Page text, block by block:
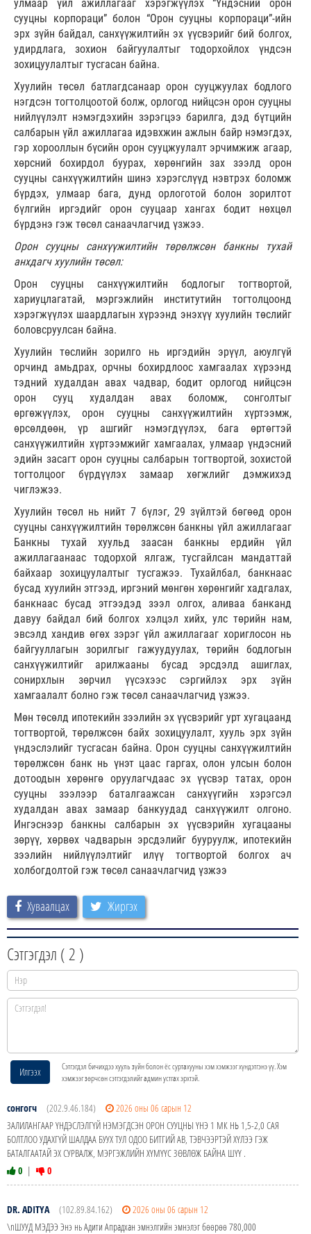
улмаар үйл ажиллагааг хэрэгжүүлэх “Үндэсний орон
сууцны корпораци” болон “Орон сууцны корпораци”-ийн
эрх зүйн байдал, санхүүжилтийн эх үүсвэрийг бий болгох,
удирдлага, зохион байгуулалтыг тодорхойлох үндсэн
зохицуулалтыг тусгасан байна.
Хуулийн төсөл батлагдсанаар орон сууцжуулах бодлого
нэгдсэн тогтолцоотой болж, орлогод нийцсэн орон сууцны
нийлүүлэлт нэмэгдэхийн зэрэгцээ барилга, дэд бүтцийн
салбарын үйл ажиллагаа идэвхжин ажлын байр нэмэгдэх,
гэр хорооллын бүсийн орон сууцжуулалт эрчимжиж агаар,
хөрсний бохирдол буурах, хөрөнгийн зах зээлд орон
сууцны санхүүжилтийн шинэ хэрэгслүүд нэвтрэх боломж
бүрдэх, улмаар бага, дунд орлоготой болон зорилтот
бүлгийн иргэдийг орон сууцаар хангах бодит нөхцөл
бүрдэнэ гэж төсөл санаачлагчид үзжээ.
Орон сууцны санхүүжилтийн төрөлжсөн банкны тухай
анхдагч хуулийн төсөл:
Орон сууцны санхүүжилтийн бодлогыг тогтвортой,
хариуцлагатай, мэргэжлийн институтийн тогтолцоонд
хэрэгжүүлэх шаардлагын хүрээнд энэхүү хуулийн төслийг
боловсруулсан байна.
Хуулийн төслийн зорилго нь иргэдийн эрүүл, аюулгүй
орчинд амьдрах, орчны бохирдлоос хамгаалах хүрээнд
тэдний худалдан авах чадвар, бодит орлогод нийцсэн
орон сууц худалдан авах боломж, сонголтыг
өргөжүүлэх, орон сууцны санхүүжилтийн хүртээмж,
өрсөлдөөн, үр ашгийг нэмэгдүүлэх, бага өртөгтэй
санхүүжилтийн хүртээмжийг хамгаалах, улмаар үндэсний
эдийн засагт орон сууцны салбарын тогтвортой, зохистой
тогтолцоог бүрдүүлэх замаар хөгжлийг дэмжихэд
чиглэжээ.
Хуулийн төсөл нь нийт 7 бүлэг, 29 зүйлтэй бөгөөд орон
сууцны санхүүжилтийн төрөлжсөн банкны үйл ажиллагааг
Банкны тухай хуульд заасан банкны ердийн үйл
ажиллагаанаас тодорхой ялгаж, тусгайлсан мандаттай
байхаар зохицуулалтыг тусгажээ. Тухайлбал, банкнаас
бусад хуулийн этгээд, иргэний мөнгөн хөрөнгийг хадгалах,
банкнаас бусад этгээдэд зээл олгох, аливаа банканд
давуу байдал бий болгох хэлцэл хийх, улс төрийн нам,
эвсэлд хандив өгөх зэрэг үйл ажиллагааг хориглосон нь
байгууллагын зорилгыг гажуудуулах, төрийн бодлогын
санхүүжилтийг арилжааны бусад эрсдэлд ашиглах,
сонирхлын зөрчил үүсэхээс сэргийлэх эрх зүйн
хамгаалалт болно гэж төсөл санаачлагчид үзжээ.
Мөн төсөлд ипотекийн зээлийн эх үүсвэрийг урт хугацаанд
тогтвортой, төрөлжсөн байх зохицуулалт, хууль эрх зүйн
үндэслэлийг тусгасан байна. Орон сууцны санхүүжилтийн
төрөлжсөн банк нь үнэт цаас гаргах, олон улсын болон
дотоодын хөрөнгө оруулагчдаас эх үүсвэр татах, орон
сууцны зээлээр баталгаажсан санхүүгийн хэрэгсэл
худалдан авах замаар банкуудад санхүүжилт олгоно.
Ингэснээр банкны салбарын эх үүсвэрийн хугацааны
зөрүү, хөрвөх чадварын эрсдэлийг бууруулж, ипотекийн
зээлийн нийлүүлэлтийг илүү тогтвортой болгох ач
холбогдолтой гэж төсөл санаачлагчид үзжээ
Хуваалцах Жиргэх
Сэтгэгдэл (2 )
Илгээх
Сэтгэгдэл бичихдээ хууль зүйн болон ёс суртахууны хэм хэмжээг хүндэтгэнэ үү. Хэм
хэмжээг зөрчсөн сэтгэгдэлийг админ устгах эрхтэй.
сонгогч (202.9.46.184)
2026 оны 06 сарын 12
ЗАЛИЛАНГААР ҮНДЭСЛЭЛГҮЙ НЭМЭГДСЭН ОРОН СУУЦНЫ ҮНЭ 1 МК НЬ 1,5-2,0 САЯ
БОЛТЛОО УДАХГҮЙ ШАЛДАА БУУХ ТУЛ ОДОО БИТГИЙ АВ, ТЭВЧЭЭРТЭЙ ХҮЛЭЭ ГЭЖ
БАТАЛГААТАЙ ЭХ СУРВАЛЖ, МЭРГЭЖЛИЙН ХҮМҮҮС ЗӨВЛӨЖ БАЙНА ШҮҮ .
0 | 0
DR. ADITYA (102.89.84.162)
2026 оны 06 сарын 12
\nШУУД МЭДЭЭ Энэ нь Адити Апрадхан эмнэлгийн эмнэлэг бөөрөө 780,000